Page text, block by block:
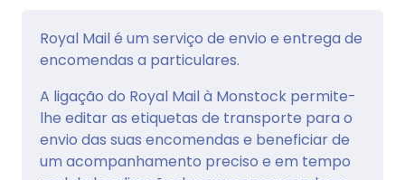
Royal Mail é um serviço de envio e entrega de
encomendas a particulares.
A ligação do Royal Mail à Monstock permite-
lhe editar as etiquetas de transporte para o
envio das suas encomendas e beneficiar de
um acompanhamento preciso e em tempo